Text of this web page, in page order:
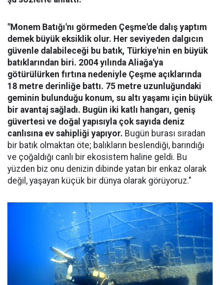
"Monem Batığı'nı görmeden Çeşme'de dalış yaptım
demek büyük eksiklik olur. Her seviyeden dalgıcın
güvenle dalabileceği bu batık, Türkiye'nin en büyük
batıklarından biri. 2004 yılında Aliağa'ya
götürülürken fırtına nedeniyle Çeşme açıklarında
18 metre derinliğe battı. 75 metre uzunluğundaki
geminin bulunduğu konum, su altı yaşamı için büyük
bir avantaj sağladı. Bugün iki katlı hangarı, geniş
güvertesi ve doğal yapısıyla çok sayıda deniz
canlısına ev sahipliği yapıyor. Bugün burası sıradan
bir batık olmaktan öte; balıkların beslendiği, barındığı
ve çoğaldığı canlı bir ekosistem haline geldi. Bu
yüzden biz onu denizin dibinde yatan bir enkaz olarak
değil, yaşayan küçük bir dünya olarak görüyoruz."